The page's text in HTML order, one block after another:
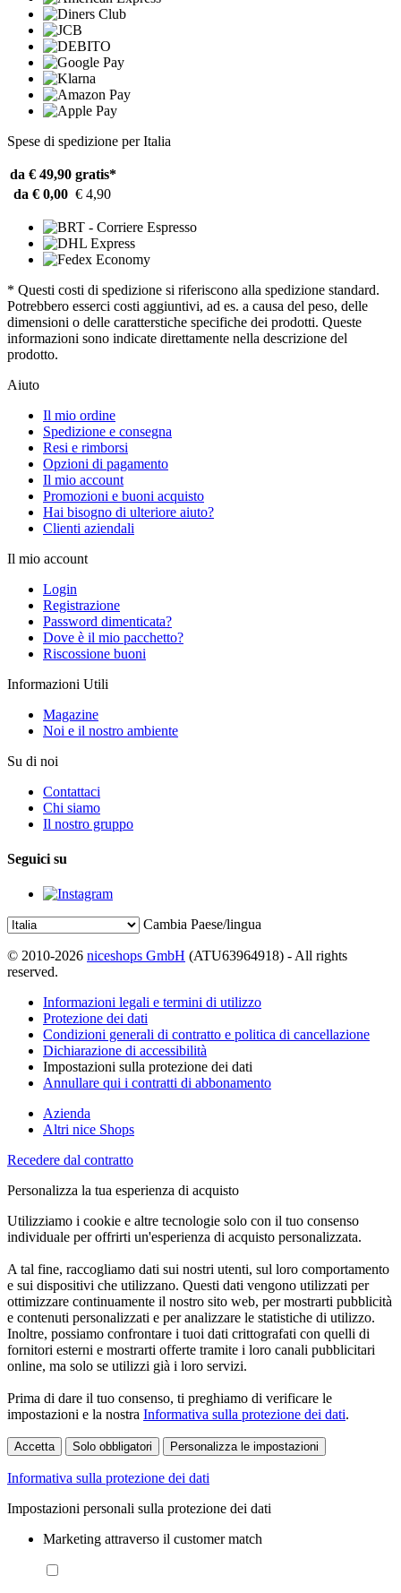
Spese di spedizione per Italia
da € 49,90 gratis*
da € 0,00 € 4,90
* Questi costi di spedizione si riferiscono alla spedizione standard.
Potrebbero esserci costi aggiuntivi, ad es. a causa del peso, delle
dimensioni o delle caratterstiche specifiche dei prodotti. Queste
informazioni sono indicate direttamente nella descrizione del
prodotto.
Aiuto
Il mio ordine
Spedizione e consegna
Resi e rimborsi
Opzioni di pagamento
Il mio account
Promozioni e buoni acquisto
Hai bisogno di ulteriore aiuto?
Clienti aziendali
Il mio account
Login
Registrazione
Password dimenticata?
Dove è il mio pacchetto?
Riscossione buoni
Informazioni Utili
Magazine
Noi e il nostro ambiente
Su di noi
Contattaci
Chi siamo
Il nostro gruppo
Seguici su
Cambia Paese/lingua
© 2010-2026 niceshops GmbH (ATU63964918) - All rights
reserved.
Informazioni legali e termini di utilizzo
Protezione dei dati
Condizioni generali di contratto e politica di cancellazione
Dichiarazione di accessibilità
Impostazioni sulla protezione dei dati
Annullare qui i contratti di abbonamento
Azienda
Altri nice Shops
Recedere dal contratto
Personalizza la tua esperienza di acquisto
Utilizziamo i cookie e altre tecnologie solo con il tuo consenso
individuale per offrirti un'esperienza di acquisto personalizzata.
A tal fine, raccogliamo dati sui nostri utenti, sul loro comportamento
e sui dispositivi che utilizzano. Questi dati vengono utilizzati per
ottimizzare continuamente il nostro sito web, per mostrarti pubblicità
e contenuti personalizzati e per analizzare le statistiche di utilizzo.
Inoltre, possiamo confrontare i tuoi dati crittografati con quelli di
fornitori esterni e mostrarti offerte tramite i loro canali pubblicitari
online, ma solo se utilizzi già i loro servizi.
Prima di dare il tuo consenso, ti preghiamo di verificare le
impostazioni e la nostra Informativa sulla protezione dei dati.
Accetta Solo obbligatori Personalizza le impostazioni
Informativa sulla protezione dei dati
Impostazioni personali sulla protezione dei dati
Marketing attraverso il customer match